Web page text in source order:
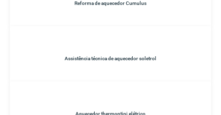
Reforma de aquecedor Cumulus
Assistência técnica de aquecedor soletrol